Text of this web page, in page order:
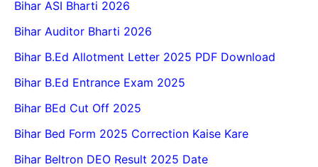
Bihar ASI Bharti 2026
Bihar Auditor Bharti 2026
Bihar B.Ed Allotment Letter 2025 PDF Download
Bihar B.Ed Entrance Exam 2025
Bihar BEd Cut Off 2025
Bihar Bed Form 2025 Correction Kaise Kare
Bihar Beltron DEO Result 2025 Date